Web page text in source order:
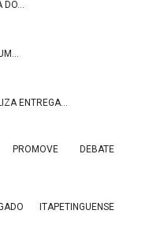
DO…
ENTREGA…
PROMOVE DEBATE
ITAPETINGUENSE